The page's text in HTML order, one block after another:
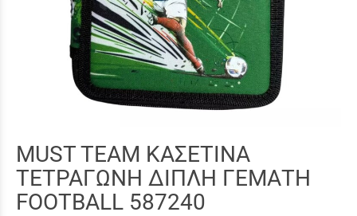
MUST TEAM ΚΑΣΕΤΙΝΑ
ΤΕΤΡΑΓΩΝΗ ΔΙΠΛΗ ΓΕΜΑΤΗ
FOOTBALL 587240